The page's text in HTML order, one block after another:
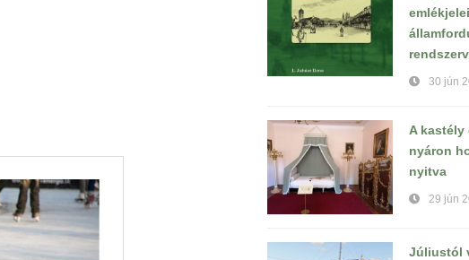
30 jún
A kastély
nyáron
nyitva
29 jún
Júliustól